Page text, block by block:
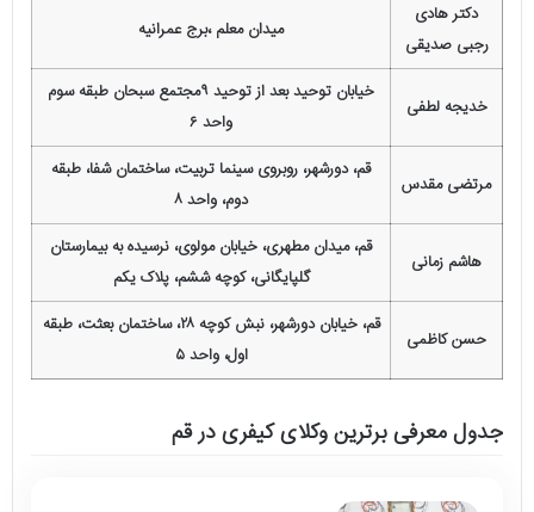
دکتر هادی
رجبی صدیقی
میدان معلم ،برج عمرانیه
خدیجه لطفی
خیابان توحید بعد از توحید ۹مجتمع سبحان طبقه سوم
واحد ۶
مرتضی مقدس
قم، دورشهر، روبروی سینما تربیت، ساختمان شفا، طبقه
دوم، واحد ۸
هاشم زمانی
قم، میدان مطهری، خیابان مولوی، نرسیده به بیمارستان
گلپایگانی، کوچه ششم، پلاک یکم
حسن کاظمی
قم، خیابان دورشهر، نبش کوچه ۲۸، ساختمان بعثت، طبقه
اول، واحد ۵
جدول معرفی برترین وکلای کیفری در قم